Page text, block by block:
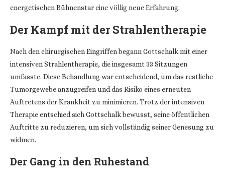
energetischen Bühnenstar eine völlig neue Erfahrung.
Der Kampf mit der Strahlentherapie
Nach den chirurgischen Eingriffen begann Gottschalk mit einer
intensiven Strahlentherapie, die insgesamt 33 Sitzungen
umfasste. Diese Behandlung war entscheidend, um das restliche
Tumorgewebe anzugreifen und das Risiko eines erneuten
Auftretens der Krankheit zu minimieren. Trotz der intensiven
Therapie entschied sich Gottschalk bewusst, seine öffentlichen
Auftritte zu reduzieren, um sich vollständig seiner Genesung zu
widmen.
Der Gang in den Ruhestand